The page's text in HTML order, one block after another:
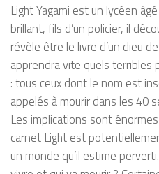
Light Yagami est un lycéen
brillant, fils d’un policier, il
révèle être le livre d’un dieu
apprendra vite quels
: tous ceux dont le nom est
appelés à mourir dans les 40
Les implications sont
carnet Light est
un monde qu’il estime